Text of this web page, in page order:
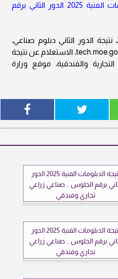
اقرأ أيضًا: رابط نتيجة الدبلومات الفنية 2025 الدور الثاني برقم
نتيجة الدبلومات الفنية 2025، نتيجة الدور الثاني دبلوم صناعي،
نتيجة دبلوم زراعي 2025، tech.moe.gov.eg، الاستعلام عن نتيجة
التجارية والفندقية، موقع وزارة
نتيجة الدبلومات الفنية 2025 الدور
برقم الجلوس .. صناعي زراعي
تجاري وفندقي
نتيجة الدبلومات الفنية 2025 الدور
برقم الجلوس .. صناعي زراعي
تجاري وفندقي